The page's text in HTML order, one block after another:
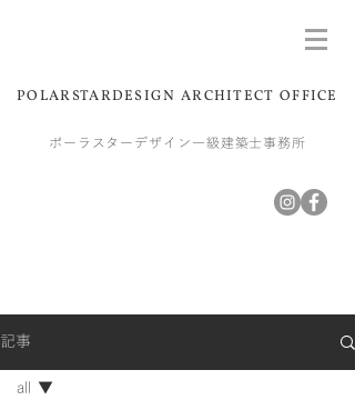
POLARSTARDESIGN ARCHITECT OFFICE
ポーラスターデザイン一級建築士事務所
記事
all